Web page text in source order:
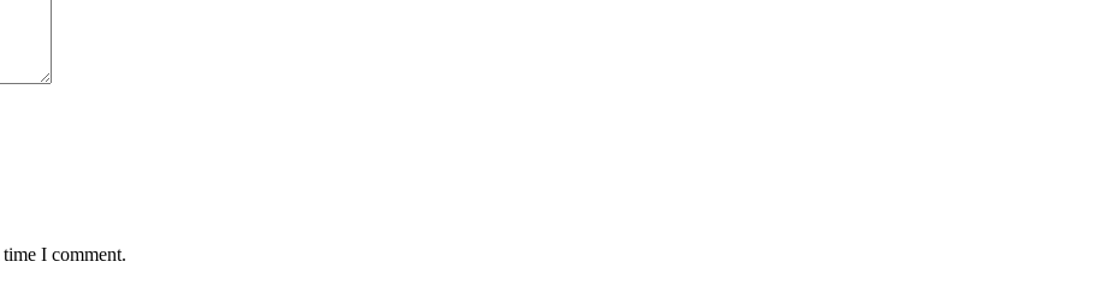
I comment.